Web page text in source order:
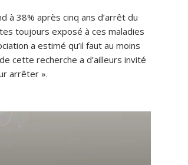
à 38% après cinq ans d’arrêt du
toujours exposé à ces maladies
a estimé qu’il faut au moins
cette recherche a d’ailleurs invité
arrêter ».